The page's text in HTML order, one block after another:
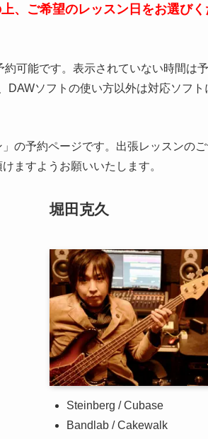
、ご希望のレッスン日をお選びく
約可能です。表示されていない時間は
DAWソフトの使い方以外は対応ソフ
の予約ページです。出張レッスンのご
ますようお願いいたします。
堀田克久
Steinberg / Cubase
Bandlab / Cakewalk